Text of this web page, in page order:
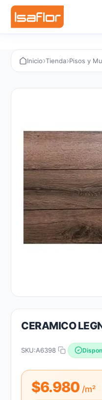
Inicio›Tienda›Pisos y
CERAMICO
SKU:A6398
$6.980 /m²